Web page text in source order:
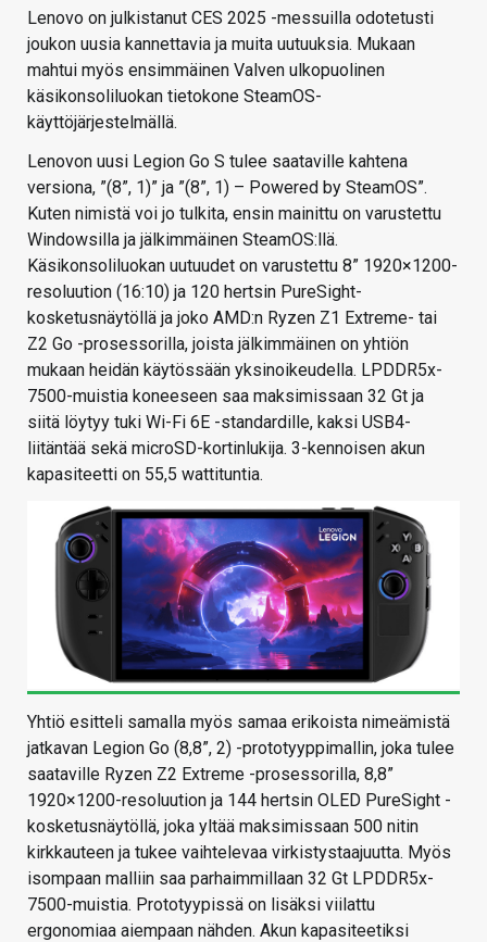
Lenovo on julkistanut CES 2025 -messuilla odotetusti
joukon uusia kannettavia ja muita uutuuksia. Mukaan
mahtui myös ensimmäinen Valven ulkopuolinen
käsikonsoliluokan tietokone SteamOS-
käyttöjärjestelmällä.
Lenovon uusi Legion Go S tulee saataville kahtena
versiona, ”(8”, 1)” ja ”(8”, 1) – Powered by SteamOS”.
Kuten nimistä voi jo tulkita, ensin mainittu on varustettu
Windowsilla ja jälkimmäinen SteamOS:llä.
Käsikonsoliluokan uutuudet on varustettu 8” 1920×1200-
resoluution (16:10) ja 120 hertsin PureSight-
kosketusnäytöllä ja joko AMD:n Ryzen Z1 Extreme- tai
Z2 Go -prosessorilla, joista jälkimmäinen on yhtiön
mukaan heidän käytössään yksinoikeudella. LPDDR5x-
7500-muistia koneeseen saa maksimissaan 32 Gt ja
siitä löytyy tuki Wi-Fi 6E -standardille, kaksi USB4-
liitäntää sekä microSD-kortinlukija. 3-kennoisen akun
kapasiteetti on 55,5 wattituntia.
Yhtiö esitteli samalla myös samaa erikoista nimeämistä
jatkavan Legion Go (8,8”, 2) -prototyyppimallin, joka tulee
saataville Ryzen Z2 Extreme -prosessorilla, 8,8”
1920×1200-resoluution ja 144 hertsin OLED PureSight -
kosketusnäytöllä, joka yltää maksimissaan 500 nitin
kirkkauteen ja tukee vaihtelevaa virkistystaajuutta. Myös
isompaan malliin saa parhaimmillaan 32 Gt LPDDR5x-
7500-muistia. Prototyypissä on lisäksi viilattu
ergonomiaa aiempaan nähden. Akun kapasiteetiksi